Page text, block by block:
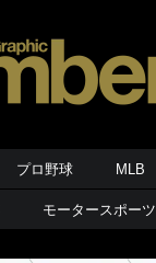
プロ野球 MLB
モータースポーツ